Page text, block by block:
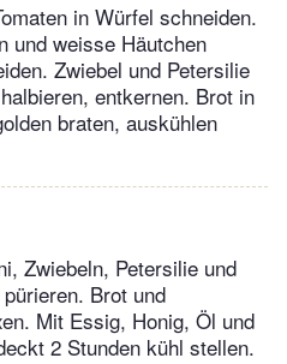
in Würfel schneiden.
und weisse Häutchen
Zwiebel und Petersilie
entkernen. Brot in
braten, auskühlen
Zwiebeln, Petersilie und
Brot und
Mit Essig, Honig, Öl und
2 Stunden kühl stellen.